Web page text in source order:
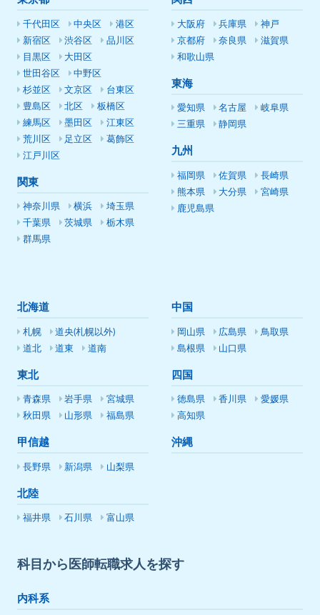
千代田区 中央区
港区
新宿区
渋谷区
品川区
目黒区
大田区
世田谷区
中野区
杉並区
文京区
台東区
豊島区
北区
板橋区
練馬区
墨田区
江東区
荒川区
足立区
葛飾区
江戸川区
関東
神奈川県 横浜
埼玉県
千葉県
茨城県
栃木県
群馬県
大阪府 兵庫県
神戸
京都府
奈良県
滋賀県
和歌山県
東海
愛知県 名古屋
岐阜県
三重県
静岡県
九州
福岡県 佐賀県
長崎県
熊本県
大分県
宮崎県
鹿児島県
北海道
札幌
道央(札幌以外)
道北
道東 道南
東北
青森県 岩手県
宮城県
秋田県
山形県 福島県
甲信越
長野県 新潟県 山梨県
北陸
福井県 石川県 富山県
中国
岡山県 広島県
鳥取県
島根県
山口県
四国
徳島県 香川県
愛媛県
高知県
沖縄
科目から医師転職求人を探す
内科系